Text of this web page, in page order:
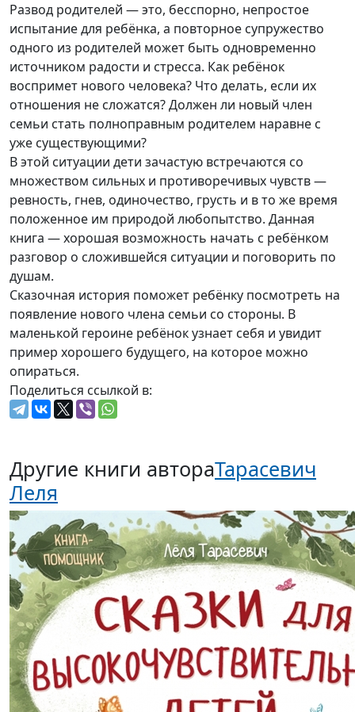
Развод родителей — это, бесспорно, непростое
испытание для ребёнка, а повторное супружество
одного из родителей может быть одновременно
источником радости и стресса. Как ребёнок
воспримет нового человека? Что делать, если их
отношения не сложатся? Должен ли новый член
семьи стать полноправным родителем наравне с
уже существующими?
В этой ситуации дети зачастую встречаются со
множеством сильных и противоречивых чувств —
ревность, гнев, одиночество, грусть и в то же время
положенное им природой любопытство. Данная
книга — хорошая возможность начать с ребёнком
разговор о сложившейся ситуации и поговорить по
душам.
Сказочная история поможет ребёнку посмотреть на
появление нового члена семьи со стороны. В
маленькой героине ребёнок узнает себя и увидит
пример хорошего будущего, на которое можно
опираться.
Поделиться ссылкой в:
Другие книги автораТарасевич
Леля